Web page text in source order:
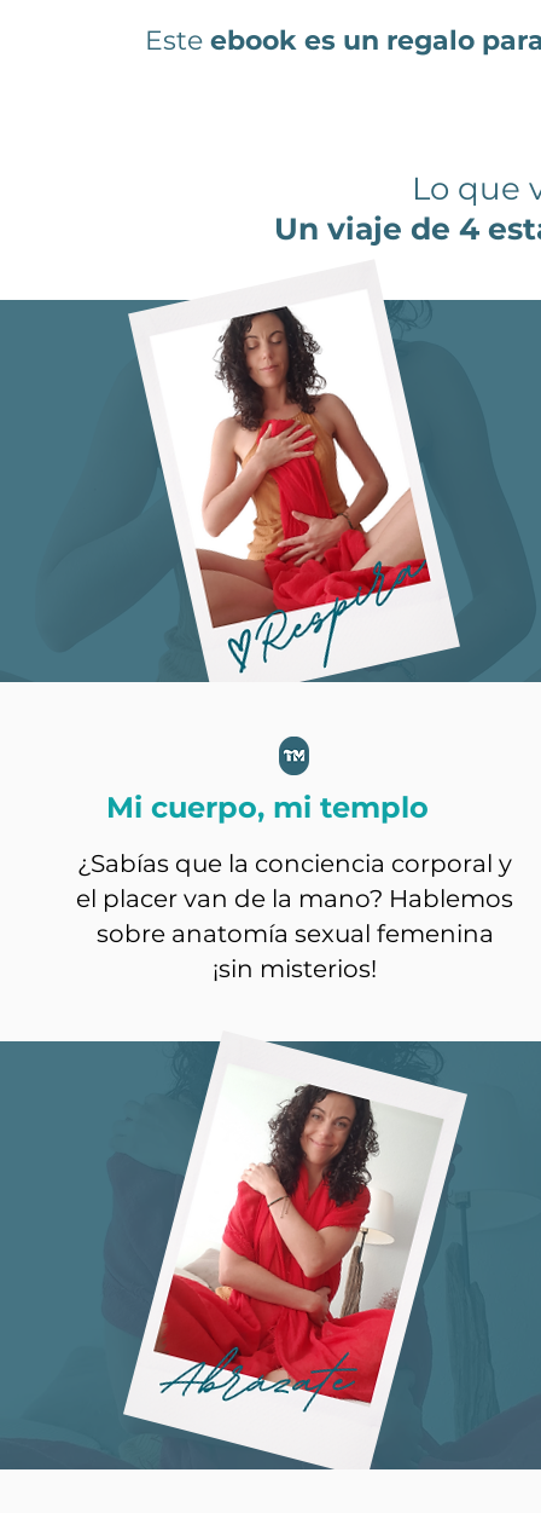
Este ebook es un regalo
Lo que
Un viaje de 4
Mi cuerpo, mi templo
¿Sabías que la conciencia corporal y
el placer van de la mano? Hablemos
sobre anatomía sexual femenina
¡sin misterios!